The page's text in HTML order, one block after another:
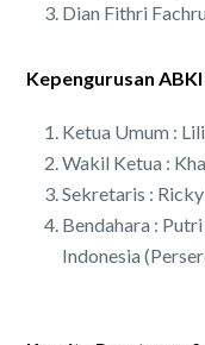
Dian Fithri
Kepengurusan
Ketua Umum :
Wakil Ketua :
Sekretaris :
Bendahara :
Indonesia